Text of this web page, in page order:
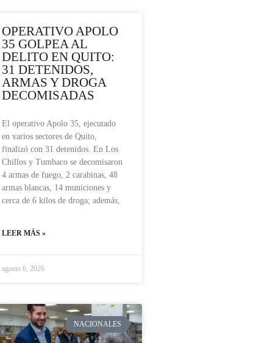
OPERATIVO APOLO
35 GOLPEA AL
DELITO EN QUITO:
31 DETENIDOS,
ARMAS Y DROGA
DECOMISADAS
El operativo Apolo 35, ejecutado
en varios sectores de Quito,
finalizó con 31 detenidos. En Los
Chillos y Tumbaco se decomisaron
4 armas de fuego, 2 carabinas, 48
armas blancas, 14 municiones y
cerca de 6 kilos de droga; además,
LEER MÁS »
agosto 6, 2026
NACIONALES